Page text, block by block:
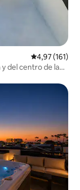
Calificación
4,97 (161)
del centro de la